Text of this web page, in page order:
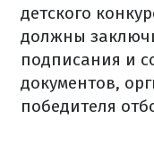
детского
должны
подписания и
документов,
победителя